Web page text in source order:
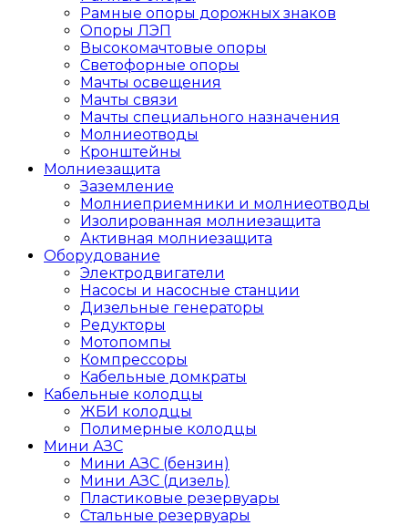
Рамные опоры дорожных знаков
Опоры ЛЭП
Высокомачтовые опоры
Светофорные опоры
Мачты освещения
Мачты связи
Мачты специального назначения
Молниеотводы
Кронштейны
Молниезащита
Заземление
Молниеприемники и молниеотводы
Изолированная молниезащита
Активная молниезащита
Оборудование
Электродвигатели
Насосы и насосные станции
Дизельные генераторы
Редукторы
Мотопомпы
Компрессоры
Кабельные домкраты
Кабельные колодцы
ЖБИ колодцы
Полимерные колодцы
Мини АЗС
Мини АЗС (бензин)
Мини АЗС (дизель)
Пластиковые резервуары
Стальные резервуары